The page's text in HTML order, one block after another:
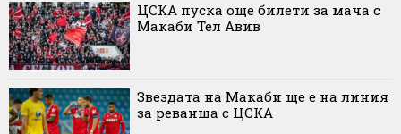
ЦСКА пуска още билети за мача с
Макаби Тел Авив
Звездата на Макаби ще е на линия
за реванша с ЦСКА